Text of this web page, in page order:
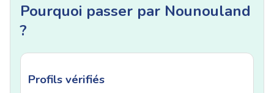
Pourquoi passer par Nounouland
?
Profils vérifiés